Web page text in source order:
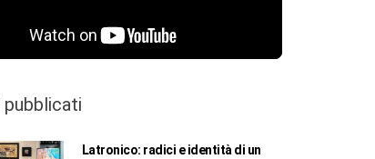
pubblicati
Latronico: radici e identità di un